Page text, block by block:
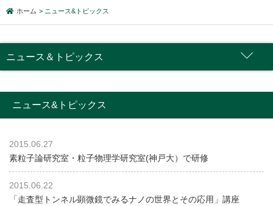
ホーム ニュース&トピックス
ニュース＆トピックス
ニュース&トピックス
2015.06.27
素粒子論研究室・粒子物理学研究室(神戸大）で研修
2015.06.22
「走査型トンネル顕微鏡でみるナノの世界とその応用」講座